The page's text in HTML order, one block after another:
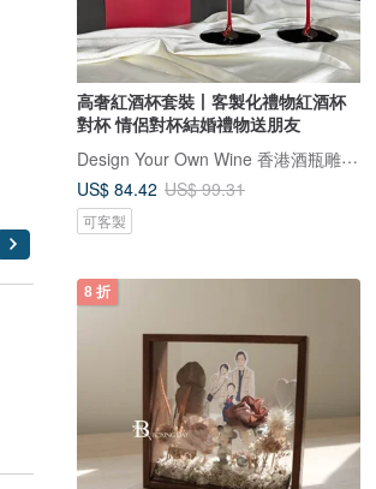
高奢紅酒杯套裝丨客製化禮物紅酒杯
對杯 情侶對杯結婚禮物送朋友
Design Your Own Wine 香港酒瓶雕刻禮品專門店
US$ 84.42 US$ 99.31
可客製
8 折